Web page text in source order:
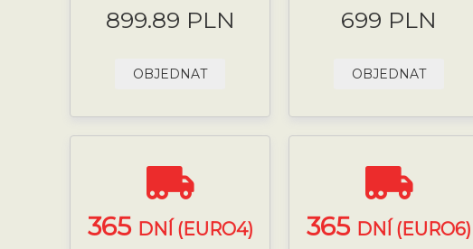
899.89 PLN
OBJEDNAT
699 PLN
OBJEDNAT
365 DNÍ (EURO4) 365 DNÍ (EURO6)